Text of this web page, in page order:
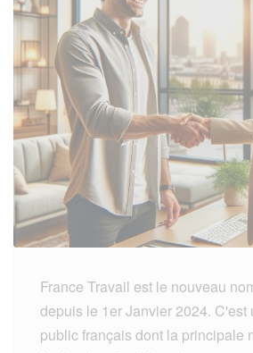
France Travail est le nouveau
depuis le 1er Janvier 2024. C'est
public français dont la principale